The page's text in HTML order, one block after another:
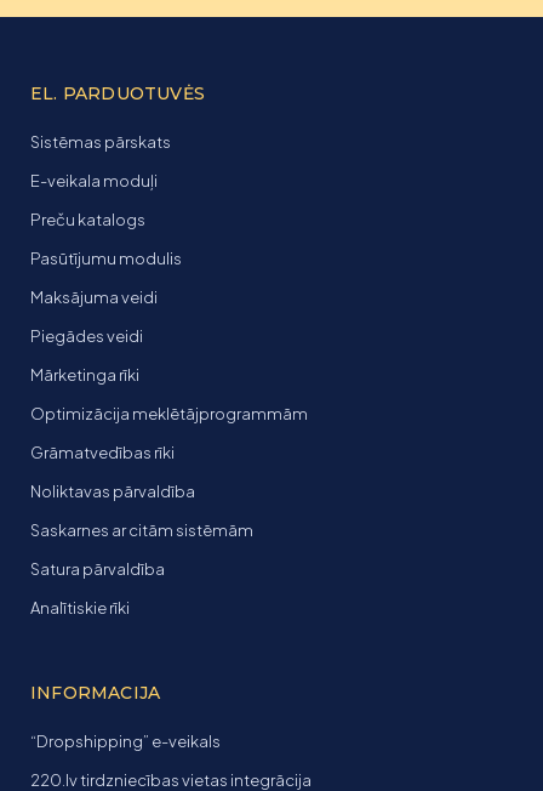
EL. PARDUOTUVĖS
Sistēmas pārskats
E-veikala moduļi
Preču katalogs
Pasūtījumu modulis
Maksājuma veidi
Piegādes veidi
Mārketinga rīki
Optimizācija meklētājprogrammām
Grāmatvedības rīki
Noliktavas pārvaldība
Saskarnes ar citām sistēmām
Satura pārvaldība
Analītiskie rīki
INFORMACIJA
“Dropshipping” e-veikals
220.lv tirdzniecības vietas integrācija